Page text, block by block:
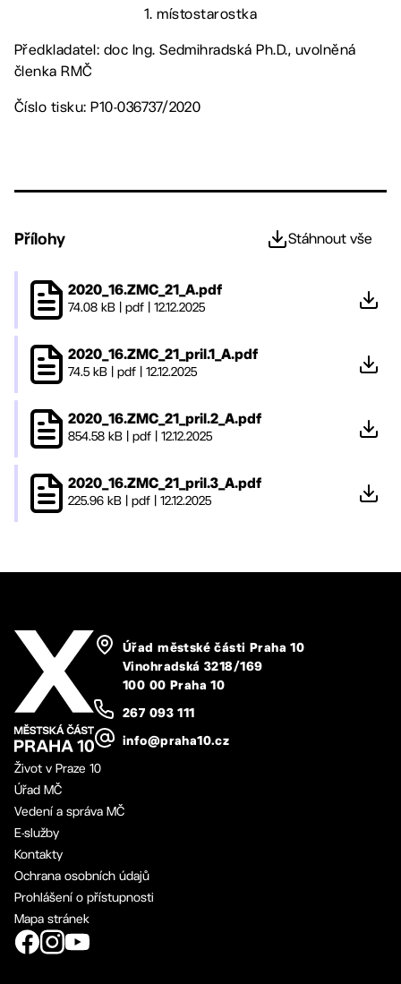
1. místostarostka
Předkladatel: doc Ing. Sedmihradská Ph.D., uvolněná
členka RMČ
Číslo tisku: P10-036737/2020
Přílohy Stáhnout vše
2020_16.ZMC_21_A.pdf
74.08 kB pdf 12.12.2025
2020_16.ZMC_21_pril.1_A.pdf
74.5 kB pdf 12.12.2025
2020_16.ZMC_21_pril.2_A.pdf
854.58 kB pdf 12.12.2025
2020_16.ZMC_21_pril.3_A.pdf
225.96 kB pdf 12.12.2025
Úřad městské části Praha 10
Vinohradská 3218/169
100 00 Praha 10
267 093 111
info@praha10.cz
Život v Praze 10
Úřad MČ
Vedení a správa MČ
E-služby
Kontakty
Ochrana osobních údajů
Prohlášení o přístupnosti
Mapa stránek